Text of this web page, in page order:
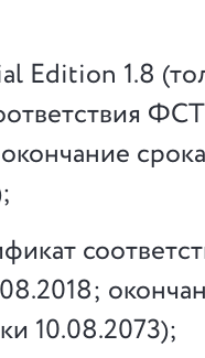
1.8
10.08.2073);